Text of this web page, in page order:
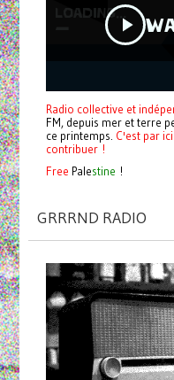
Radio collective et
FM, depuis mer et terre
ce printemps. C'est par
contribuer !
Free Palestine !
GRRRND RADIO